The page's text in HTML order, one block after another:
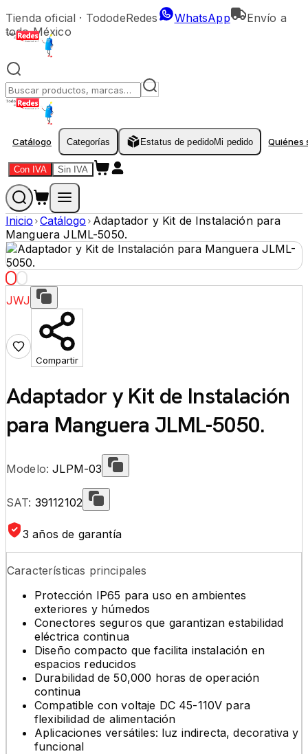
Tienda oficial · TododeRedes WhatsApp
Envío a
todo México
Catálogo Categorías Estatus de pedidoMi pedido Quiénes
Con IVA Sin IVA
Inicio Catálogo Adaptador y Kit de Instalación para
Manguera JLML-5050.
JWJ
Compartir
Adaptador y Kit de Instalación
para Manguera JLML-5050.
Modelo:JLPM-03
SAT: 39112102
3 años de garantía
Características principales
Protección IP65 para uso en ambientes
exteriores y húmedos
Conectores seguros que garantizan estabilidad
eléctrica continua
Diseño compacto que facilita instalación en
espacios reducidos
Durabilidad de 50,000 horas de operación
continua
Compatible con voltaje DC 45-110V para
flexibilidad de alimentación
Aplicaciones versátiles: luz indirecta, decorativa y
funcional